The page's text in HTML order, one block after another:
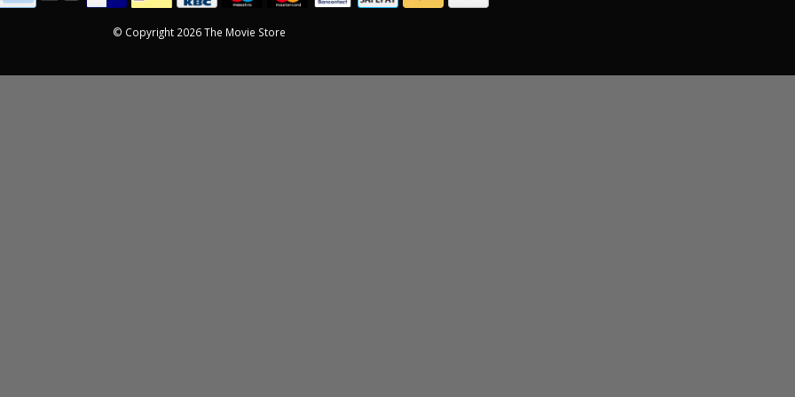
goed verpakt en in
staat aan. Beide© Copyright 2026 The Movie Store